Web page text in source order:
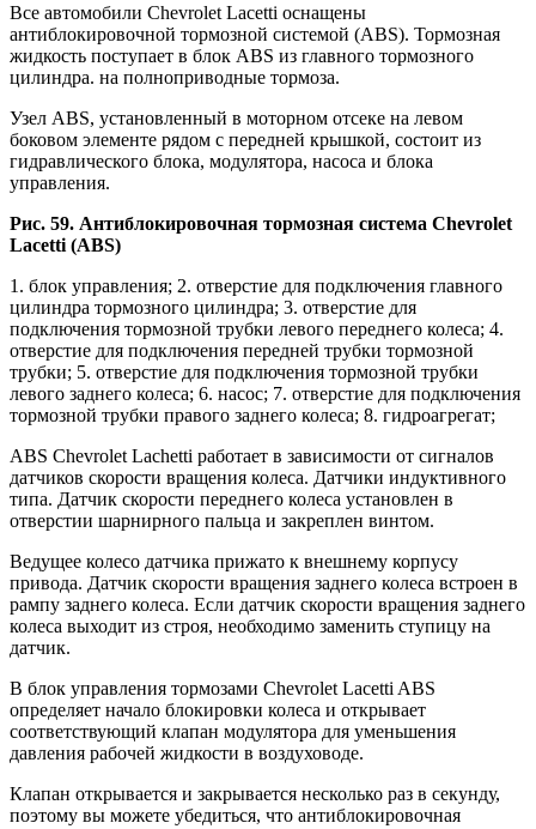
Все автомобили Chevrolet Lacetti оснащены
антиблокировочной тормозной системой (ABS). Тормозная
жидкость поступает в блок ABS из главного тормозного
цилиндра. на полноприводные тормоза.
Узел ABS, установленный в моторном отсеке на левом
боковом элементе рядом с передней крышкой, состоит из
гидравлического блока, модулятора, насоса и блока
управления.
Рис. 59. Антиблокировочная тормозная система Chevrolet
Lacetti (ABS)
1. блок управления; 2. отверстие для подключения главного
цилиндра тормозного цилиндра; 3. отверстие для
подключения тормозной трубки левого переднего колеса; 4.
отверстие для подключения передней трубки тормозной
трубки; 5. отверстие для подключения тормозной трубки
левого заднего колеса; 6. насос; 7. отверстие для подключения
тормозной трубки правого заднего колеса; 8. гидроагрегат;
ABS Chevrolet Lachetti работает в зависимости от сигналов
датчиков скорости вращения колеса. Датчики индуктивного
типа. Датчик скорости переднего колеса установлен в
отверстии шарнирного пальца и закреплен винтом.
Ведущее колесо датчика прижато к внешнему корпусу
привода. Датчик скорости вращения заднего колеса встроен в
рампу заднего колеса. Если датчик скорости вращения заднего
колеса выходит из строя, необходимо заменить ступицу на
датчик.
В блок управления тормозами Chevrolet Lacetti ABS
определяет начало блокировки колеса и открывает
соответствующий клапан модулятора для уменьшения
давления рабочей жидкости в воздуховоде.
Клапан открывается и закрывается несколько раз в секунду,
поэтому вы можете убедиться, что антиблокировочная